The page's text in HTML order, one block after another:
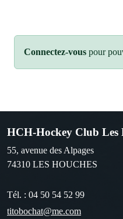
Connectez-vous pour
HCH-Hockey Club Les
55, avenue des Alpages
74310 LES HOUCHES
Tél. : 04 50 54 52 99
titobochat@me.com